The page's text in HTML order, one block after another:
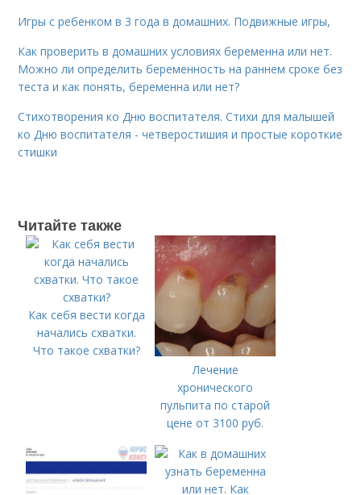
Игры с ребенком в 3 года в домашних. Подвижные игры,
Как проверить в домашних условиях беременна или нет.
Можно ли определить беременность на раннем сроке без
теста и как понять, беременна или нет?
Стихотворения ко Дню воспитателя. Стихи для малышей
ко Дню воспитателя - четверостишия и простые короткие
стишки
Читайте также
Как себя вести когда
начались схватки.
Что такое схватки?
Лечение
хронического
пульпита по старой
цене от 3100 руб.
цена